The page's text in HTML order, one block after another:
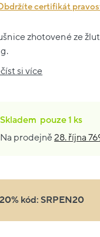
certifikát
zhotovené ze
si více
Skladem pouze1 ks
Na prodejně28. října
kód:SRPEN20